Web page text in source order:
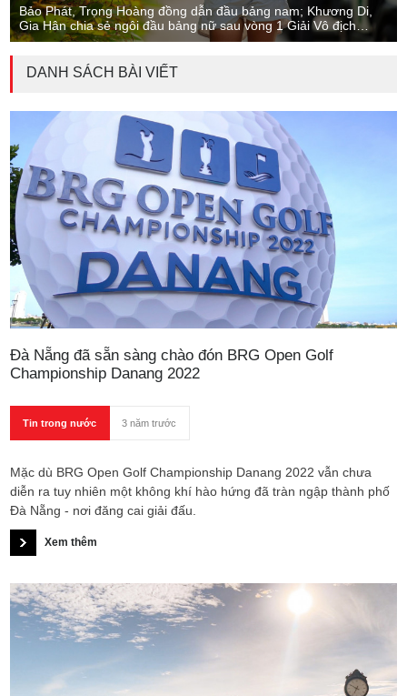
Bảo Phát, Trọng Hoàng đồng dẫn đầu bảng nam; Khương Di,
Gia Hân chia sẻ ngôi đầu bảng nữ sau vòng 1 Giải Vô địch
Golf Trẻ Quốc gia 2026
DANH SÁCH BÀI VIẾT
Đà Nẵng đã sẵn sàng chào đón BRG Open Golf
Championship Danang 2022
Tin trong nước 3 năm trước
Mặc dù BRG Open Golf Championship Danang 2022 vẫn chưa
diễn ra tuy nhiên một không khí hào hứng đã tràn ngập thành phố
Đà Nẵng - nơi đăng cai giải đấu.
Xem thêm